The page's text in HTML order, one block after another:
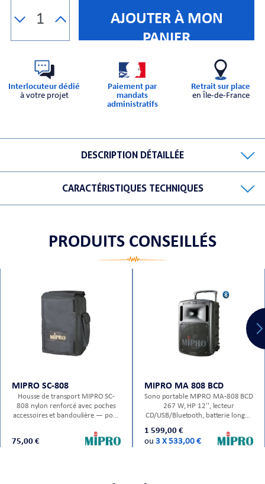
AJOUTER À MON
PANIER
Interlocuteur dédié
à votre projet
Paiement par
mandats
administratifs
Retrait sur place
en Île-de-France
DESCRIPTION DÉTAILLÉE
CARACTÉRISTIQUES TECHNIQUES
PRODUITS CONSEILLÉS
MIPRO SC-808
Housse de transport MIPRO SC-
808 nylon renforcé avec poches
accessoires et bandoulière — pour
75,00 €
MIPRO MA 808 BCD
Sono portable MIPRO MA-808 BCD
267 W, HP 12'', lecteur
CD/USB/Bluetooth, batterie longue
1 599,00 €
ou 3 X 533,00 €